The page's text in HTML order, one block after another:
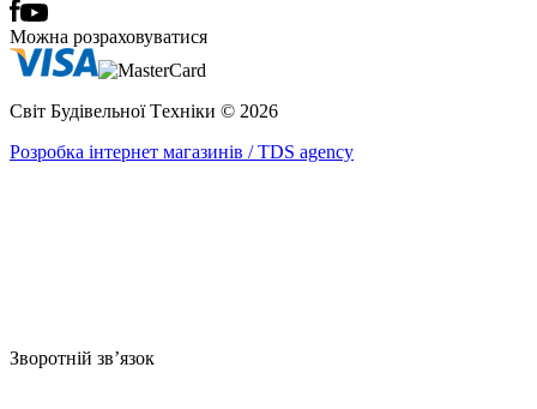
Можна розраховуватися
Світ Будівельної Tехніки © 2026
Розробка інтернет магазинів / TDS agency
Зворотній зв’язок